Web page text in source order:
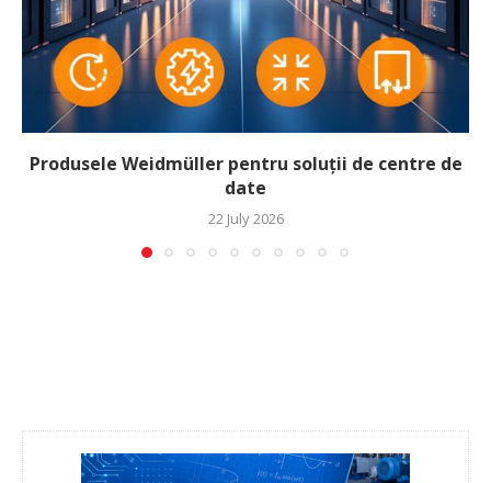
Produsele Weidmüller pentru soluții de centre de
date
22 July 2026